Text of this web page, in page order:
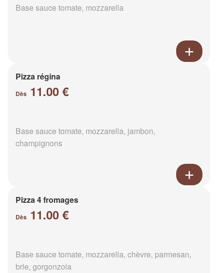
Base sauce tomate, mozzarella
Pizza régina
Dès 11.00 €
Base sauce tomate, mozzarella, jambon,
champignons
Pizza 4 fromages
Dès 11.00 €
Base sauce tomate, mozzarella, chèvre, parmesan,
brie, gorgonzola